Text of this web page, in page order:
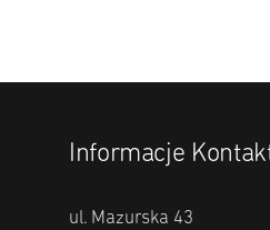
Informacje
ul. Mazurska 43